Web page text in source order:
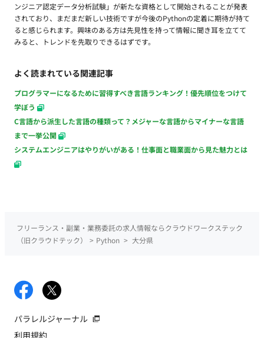
ンジニア認定データ分析試験」が新たな資格として開始されることが発表
されており、まだまだ新しい技術ですが今後のPythonの定着に期待が持て
ると感じられます。興味のある方は先見性を持って情報に聞き耳を立てて
みると、トレンドを先取りできるはずです。
よく読まれている関連記事
プログラマーになるために習得すべき言語ランキング！優先順位をつけて
学ぼう
C言語から派生した言語の種類って？メジャーな言語からマイナーな言語
まで一挙公開
システムエンジニアはやりがいがある！仕事面と職業面から見た魅力とは
フリーランス・副業・業務委託の求人情報ならクラウドワークステック
（旧クラウドテック）
> Python > 大分県
パラレルジャーナル
利用規約